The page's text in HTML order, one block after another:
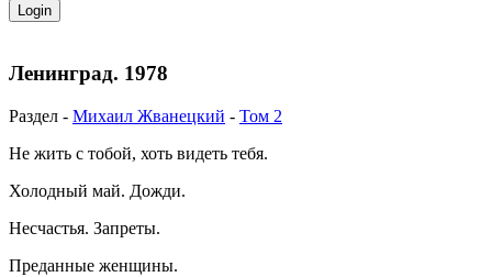
Ленинград. 1978
Раздел - Михаил Жванецкий - Том 2
Не жить с тобой, хоть видеть тебя.
Холодный май. Дожди.
Несчастья. Запреты.
Преданные женщины.